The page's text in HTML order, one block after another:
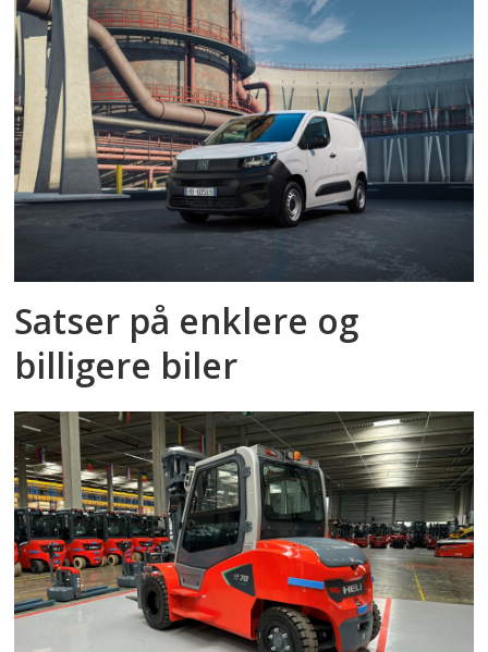
Satser på enklere og
billigere biler